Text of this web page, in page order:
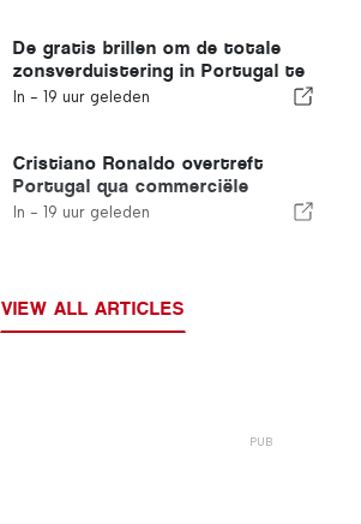
De gratis brillen om de totale
zonsverduistering in Portugal te
bekijken zijn op
In - 19 uur geleden
Cristiano Ronaldo overtreft
Portugal qua commerciële
waarde
In - 19 uur geleden
VIEW ALL ARTICLES